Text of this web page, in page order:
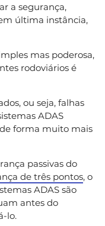
a segurança,
última instância,
mas poderosa,
rodoviários é
ou seja, falhas
ADAS
forma muito mais
passivas do
de três pontos, o
ADAS são
antes do
lo.